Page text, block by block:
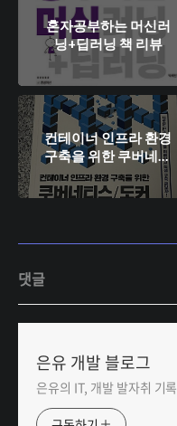
혼자공부하는 머신러
닝+딥러닝 책 리뷰
컨테이너 인프라 환경
구축을 위한 쿠버네티
스/도커 리뷰
댓글
은유 개발 블로그
은유의 IT, 개발 발자취 기록